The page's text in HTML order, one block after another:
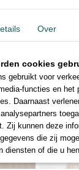
Hoomline - Eite XL
Over
cookies
gebruikt voor
functies en het
Daarnaast
Zij kunnen deze
die zij
diensten of die u